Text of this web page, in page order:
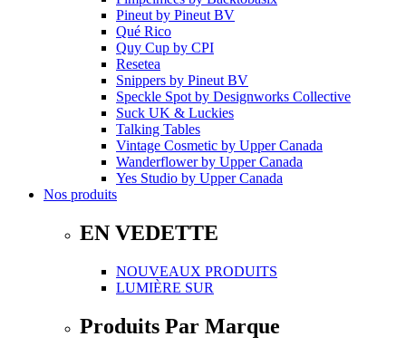
Pineutby Pineut BV
Qué Rico
Quy Cup by CPI
Resetea
Snippers by Pineut BV
Speckle Spotby Designworks Collective
Suck UK & Luckies
Talking Tables
Vintage Cosmetic by Upper Canada
Wanderflowerby Upper Canada
Yes Studio by Upper Canada
Nos produits
EN VEDETTE
NOUVEAUX PRODUITS
LUMIÈRE SUR
Produits Par Marque